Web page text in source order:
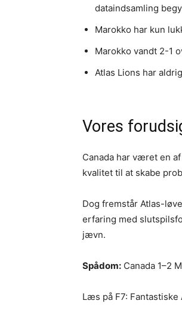
dataindsamling
Marokko har kun
Marokko vandt 2-1
Atlas Lions har
Vores
Canada har været en
kvalitet til at skabe
Dog fremstår Atlas-
erfaring med
jævn.
Spådom: Canada 1–2
Læs på F7: